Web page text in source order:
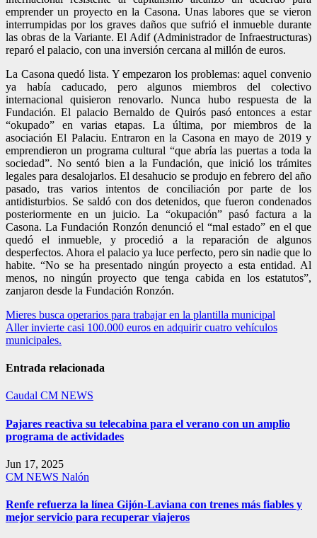
emprender un proyecto en la Casona. Unas labores que se vieron
interrumpidas por los graves daños que sufrió el inmueble durante
las obras de la Variante. El Adif (Administrador de Infraestructuras)
reparó el palacio, con una inversión cercana al millón de euros.
La Casona quedó lista. Y empezaron los problemas: aquel convenio
ya había caducado, pero algunos miembros del colectivo
internacional quisieron renovarlo. Nunca hubo respuesta de la
Fundación. El palacio Bernaldo de Quirós pasó entonces a estar
“okupado” en varias etapas. La última, por miembros de la
asociación El Palaciu. Entraron en la Casona en mayo de 2019 y
emprendieron un programa cultural “que abría las puertas a toda la
sociedad”. No sentó bien a la Fundación, que inició los trámites
legales para desalojarlos. El desahucio se produjo en febrero del año
pasado, tras varios intentos de conciliación por parte de los
antidisturbios. Se saldó con dos detenidos, que fueron condenados
posteriormente en un juicio. La “okupación” pasó factura a la
Casona. La Fundación Ronzón denunció el “mal estado” en el que
quedó el inmueble, y procedió a la reparación de algunos
desperfectos. Ahora el palacio ya luce perfecto, pero sin nadie que lo
habite. “No se ha presentado ningún proyecto a esta entidad. Al
menos, no ningún proyecto que tenga cabida en los estatutos”,
zanjaron desde la Fundación Ronzón.
Navegación
de
Mieres busca operarios para trabajar en la plantilla municipal
Aller invierte casi 100.000 euros en adquirir cuatro vehículos
municipales.
Entrada relacionada
Caudal CM NEWS
Pajares reactiva su telecabina para el verano con un amplio
programa de actividades
Jun 17, 2025
CM NEWS Nalón
Renfe refuerza la línea Gijón-Laviana con trenes más fiables y
mejor servicio para recuperar viajeros